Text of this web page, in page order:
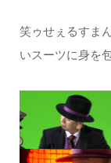
笑ゥせぇるすま
いスーツに身を